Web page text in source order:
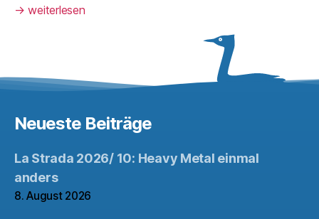
→ weiterlesen
Neueste Beiträge
La Strada 2026/ 10: Heavy Metal einmal
anders
8. August 2026